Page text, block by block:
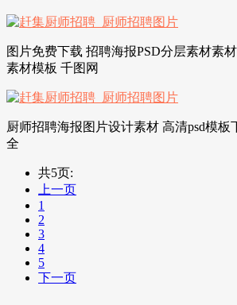
图片免费下载 招聘海报PSD分层素材素
素材模板 千图网
厨师招聘海报图片设计素材 高清psd模板
全
共5页:
上一页
1
2
3
4
5
下一页